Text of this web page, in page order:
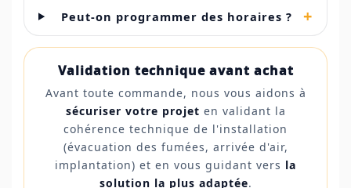
Peut-on programmer des horaires ? +
Validation technique avant achat
Avant toute commande, nous vous aidons à
sécuriser votre projet en validant la
cohérence technique de l'installation
(évacuation des fumées, arrivée d'air,
implantation) et en vous guidant vers la
solution la plus adaptée.